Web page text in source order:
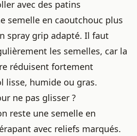
avec des patins
semelle en caoutchouc plus
spray grip adapté. Il faut
les semelles, car la
réduisent fortement
lisse, humide ou gras.
ne pas glisser ?
reste une semelle en
avec reliefs marqués.